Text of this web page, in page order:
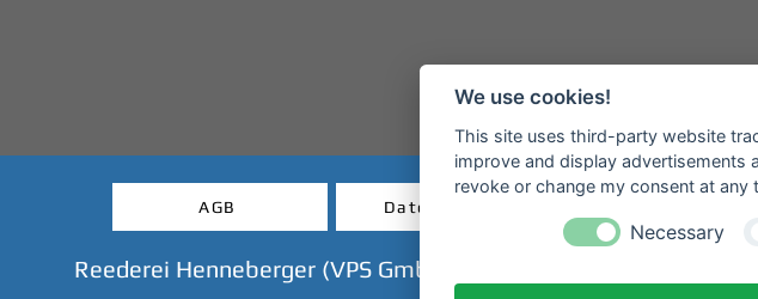
Reederei Henneberger (VPS GmbH) - Mainanlage - 63897
AGB Datenschutz
We use cookies!
This site uses third-party website
improve and display advertisements
revoke or change my consent at
Necessary